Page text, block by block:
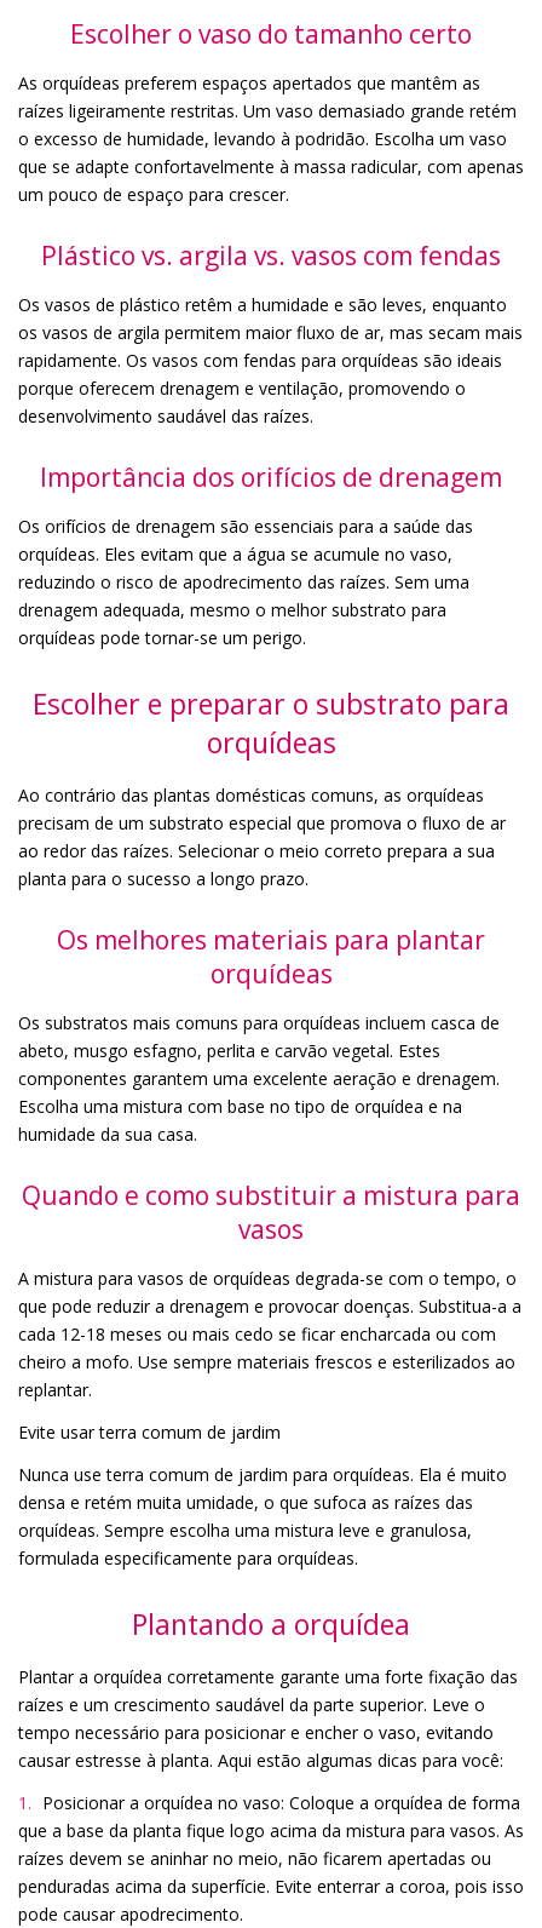
Escolher o vaso do tamanho certo
As orquídeas preferem espaços apertados que mantêm as
raízes ligeiramente restritas. Um vaso demasiado grande retém
o excesso de humidade, levando à podridão. Escolha um vaso
que se adapte confortavelmente à massa radicular, com apenas
um pouco de espaço para crescer.
Plástico vs. argila vs. vasos com fendas
Os vasos de plástico retêm a humidade e são leves, enquanto
os vasos de argila permitem maior fluxo de ar, mas secam mais
rapidamente. Os vasos com fendas para orquídeas são ideais
porque oferecem drenagem e ventilação, promovendo o
desenvolvimento saudável das raízes.
Importância dos orifícios de drenagem
Os orifícios de drenagem são essenciais para a saúde das
orquídeas. Eles evitam que a água se acumule no vaso,
reduzindo o risco de apodrecimento das raízes. Sem uma
drenagem adequada, mesmo o melhor substrato para
orquídeas pode tornar-se um perigo.
Escolher e preparar o substrato para
orquídeas
Ao contrário das plantas domésticas comuns, as orquídeas
precisam de um substrato especial que promova o fluxo de ar
ao redor das raízes. Selecionar o meio correto prepara a sua
planta para o sucesso a longo prazo.
Os melhores materiais para plantar
orquídeas
Os substratos mais comuns para orquídeas incluem casca de
abeto, musgo esfagno, perlita e carvão vegetal. Estes
componentes garantem uma excelente aeração e drenagem.
Escolha uma mistura com base no tipo de orquídea e na
humidade da sua casa.
Quando e como substituir a mistura para
vasos
A mistura para vasos de orquídeas degrada-se com o tempo, o
que pode reduzir a drenagem e provocar doenças. Substitua-a a
cada 12-18 meses ou mais cedo se ficar encharcada ou com
cheiro a mofo. Use sempre materiais frescos e esterilizados ao
replantar.
Evite usar terra comum de jardim
Nunca use terra comum de jardim para orquídeas. Ela é muito
densa e retém muita umidade, o que sufoca as raízes das
orquídeas. Sempre escolha uma mistura leve e granulosa,
formulada especificamente para orquídeas.
Plantando a orquídea
Plantar a orquídea corretamente garante uma forte fixação das
raízes e um crescimento saudável da parte superior. Leve o
tempo necessário para posicionar e encher o vaso, evitando
causar estresse à planta. Aqui estão algumas dicas para você:
Posicionar a orquídea no vaso: Coloque a orquídea de forma
que a base da planta fique logo acima da mistura para vasos. As
raízes devem se aninhar no meio, não ficarem apertadas ou
penduradas acima da superfície. Evite enterrar a coroa, pois isso
pode causar apodrecimento.